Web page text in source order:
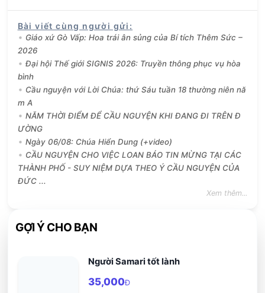
Bài viết cùng người gửi :
Giáo xứ Gò Vấp: Hoa trái ân sủng của Bí tích Thêm Sức –
2026
Đại hội Thế giới SIGNIS 2026: Truyền thông phục vụ hòa
bình
Cầu nguyện với Lời Chúa: thứ Sáu tuần 18 thường niên nă
m A
NĂM THỜI ĐIỂM ĐỂ CẦU NGUYỆN KHI ĐANG ĐI TRÊN Đ
ƯỜNG
Ngày 06/08: Chúa Hiển Dung (+video)
CẦU NGUYỆN CHO VIỆC LOAN BÁO TIN MỪNG TẠI CÁC
THÀNH PHỐ - SUY NIỆM DỰA THEO Ý CẦU NGUYỆN CỦA
ĐỨC ...
Xem thêm...
GỢI Ý CHO BẠN
Người Samari tốt lành
35,000Đ